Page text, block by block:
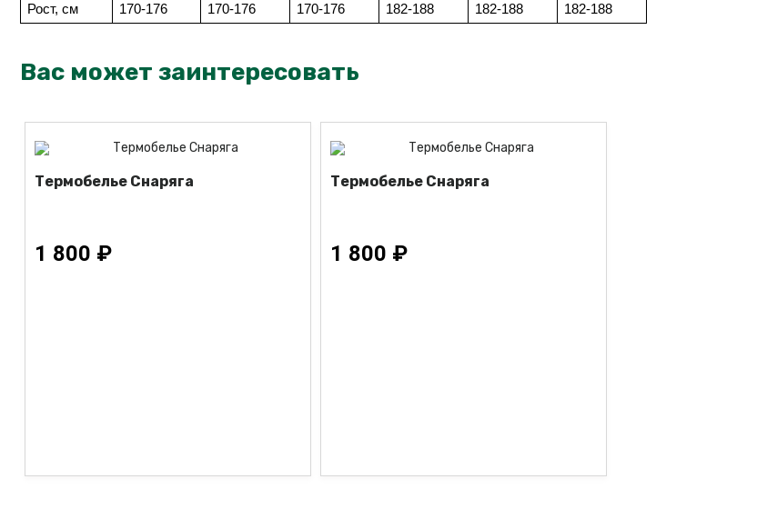
Рост, см
170-176 170-176 170-176 182-188 182-188 182-188
Вас может заинтересовать
Термобелье Снаряга
1 800 ₽
Термобелье Снаряга
1 800 ₽